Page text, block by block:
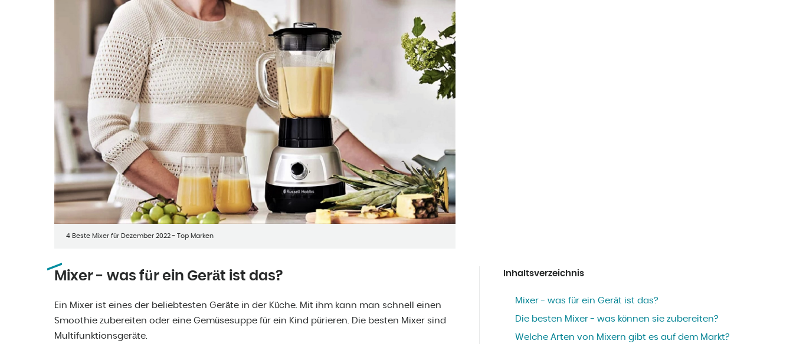
4 Beste Mixer für Dezember 2022 - Top Marken
Mixer - was für ein Gerät ist das?
Ein Mixer ist eines der beliebtesten Geräte in der Küche. Mit ihm kann man schnell einen
Smoothie zubereiten oder eine Gemüsesuppe für ein Kind pürieren. Die besten Mixer sind
Multifunktionsgeräte.
Inhaltsverzeichnis
Mixer - was für ein Gerät ist das?
Die besten Mixer - was können sie zubereiten?
Welche Arten von Mixern gibt es auf dem Markt?